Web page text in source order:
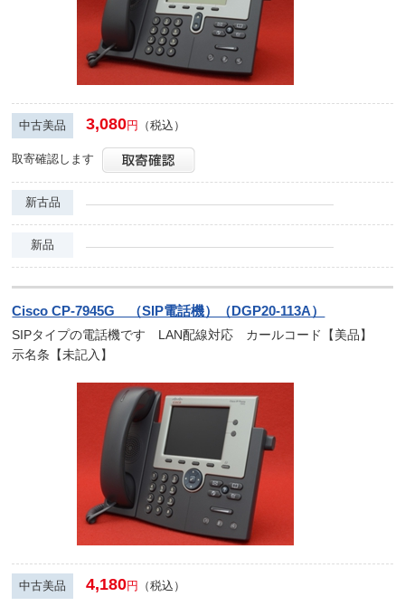
中古美品 3,080円 （税込）
取寄確認します
新古品
新品
Cisco CP-7945G （SIP電話機）（DGP20-113A）
SIPタイプの電話機です LAN配線対応 カールコード【美品】
示名条【未記入】
中古美品 4,180円 （税込）